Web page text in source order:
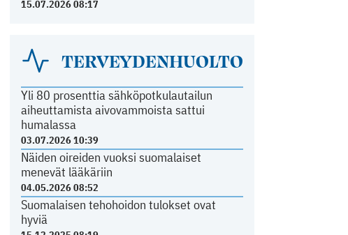
15.07.2026 08:17
TERVEYDENHUOLTO
Yli 80 prosenttia sähköpotkulautailun
aiheuttamista aivovammoista sattui
humalassa
03.07.2026 10:39
Näiden oireiden vuoksi suomalaiset
menevät lääkäriin
04.05.2026 08:52
Suomalaisen tehohoidon tulokset ovat
hyviä